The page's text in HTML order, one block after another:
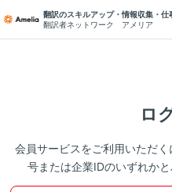
翻訳のスキルアップ・情報収集・仕
翻訳者ネットワーク アメリア
ロ
会員サービスをご利用いただ
号または企業IDのいずれか